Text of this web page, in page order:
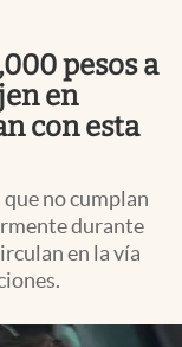
pesos a
en
con esta
no cumplan
durante
en la vía